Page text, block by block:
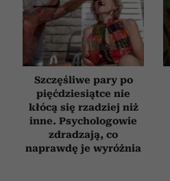
Szczęśliwe pary po
pięćdziesiątce nie
kłócą się rzadziej niż
inne. Psychologowie
zdradzają, co
naprawdę je wyróżnia